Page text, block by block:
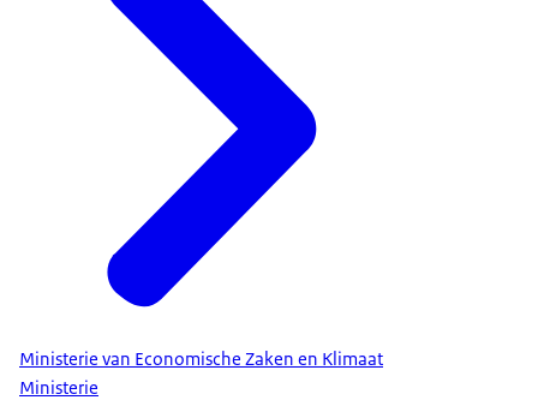
Ministerie van Economische Zaken en Klimaat
Ministerie